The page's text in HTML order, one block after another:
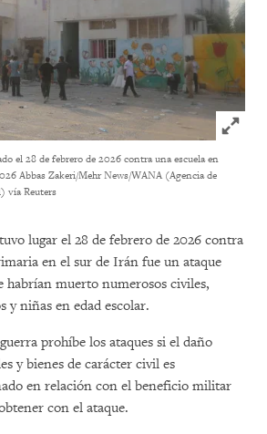
Click to
el 28 de febrero de 2026 contra una escuela en
Abbas Zakeri/Mehr News/WANA (Agencia de
vía Reuters
lugar el 28 de febrero de 2026 contra
en el sur de Irán fue un ataque
habrían muerto numerosos civiles,
y niñas en edad escolar.
prohíbe los ataques si el daño
y bienes de carácter civil es
en relación con el beneficio militar
con el ataque.